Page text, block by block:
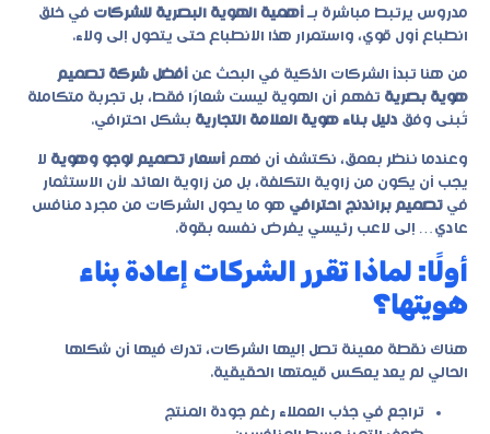
مدروس يرتبط مباشرة بـ أهمية الهوية البصرية للشركات في خلق
انطباع أول قوي، واستمرار هذا الانطباع حتى يتحول إلى ولاء.
من هنا تبدأ الشركات الذكية في البحث عن أفضل شركة تصميم
هوية بصرية تفهم أن الهوية ليست شعارًا فقط، بل تجربة متكاملة
تُبنى وفق دليل بناء هوية العلامة التجارية بشكل احترافي.
وعندما ننظر بعمق، نكتشف أن فهم أسعار تصميم لوجو وهوية لا
يجب أن يكون من زاوية التكلفة، بل من زاوية العائد. لأن الاستثمار
في تصميم براندنج احترافي هو ما يحول الشركات من مجرد منافس
عادي… إلى لاعب رئيسي يفرض نفسه بقوة.
أولًا: لماذا تقرر الشركات إعادة بناء
هويتها؟
هناك نقطة معينة تصل إليها الشركات، تدرك فيها أن شكلها
الحالي لم يعد يعكس قيمتها الحقيقية.
تراجع في جذب العملاء رغم جودة المنتج